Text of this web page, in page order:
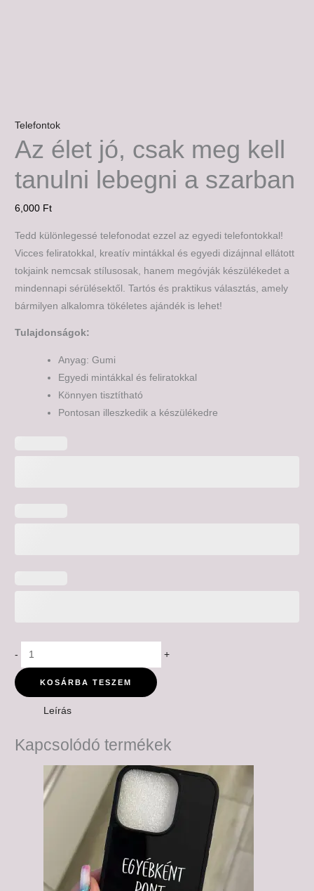
Telefontok
Az élet jó, csak meg kell
tanulni lebegni a szarban
6,000 Ft
Tedd különlegessé telefonodat ezzel az egyedi telefontokkal!
Vicces feliratokkal, kreatív mintákkal és egyedi dizájnnal ellátott
tokjaink nemcsak stílusosak, hanem megóvják készülékedet a
mindennapi sérülésektől. Tartós és praktikus választás, amely
bármilyen alkalomra tökéletes ajándék is lehet!
Tulajdonságok:
Anyag: Gumi
Egyedi mintákkal és feliratokkal
Könnyen tisztítható
Pontosan illeszkedik a készülékedre
- +
KOSÁRBA TESZEM
Leírás
Kapcsolódó termékek